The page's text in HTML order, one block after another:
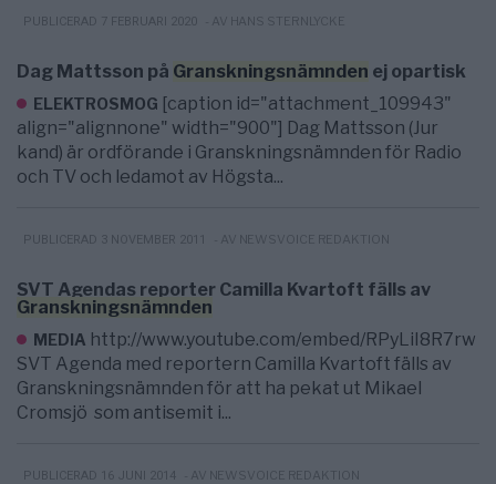
PUBLICERAD 7 FEBRUARI 2020 - AV HANS STERNLYCKE
Dag Mattsson på Granskningsnämnden ej opartisk
ELEKTROSMOG [caption id="attachment_109943"
align="alignnone" width="900"] Dag Mattsson (Jur
kand) är ordförande i Granskningsnämnden för Radio
och TV och ledamot av Högsta...
PUBLICERAD 3 NOVEMBER 2011 - AV NEWSVOICE REDAKTION
SVT Agendas reporter Camilla Kvartoft fälls av
Granskningsnämnden
MEDIA http://www.youtube.com/embed/RPyLiI8R7rw
SVT Agenda med reportern Camilla Kvartoft fälls av
Granskningsnämnden för att ha pekat ut Mikael
Cromsjö som antisemit i...
PUBLICERAD 16 JUNI 2014 - AV NEWSVOICE REDAKTION